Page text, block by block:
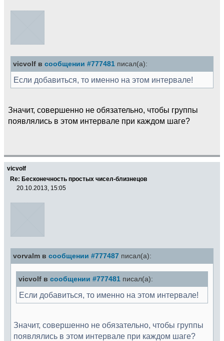
vicvolf в сообщении #777481 писал(а):
Если добавиться, то именно на этом интервале!
Значит, совершенно не обязательно, чтобы группы
появлялись в этом интервале при каждом шаге?
vicvolf
Re: Бесконечность простых чисел-близнецов
20.10.2013, 15:05
vorvalm в сообщении #777487 писал(а):
vicvolf в сообщении #777481 писал(а):
Если добавиться, то именно на этом интервале!
Значит, совершенно не обязательно, чтобы группы
появлялись в этом интервале при каждом шаге?